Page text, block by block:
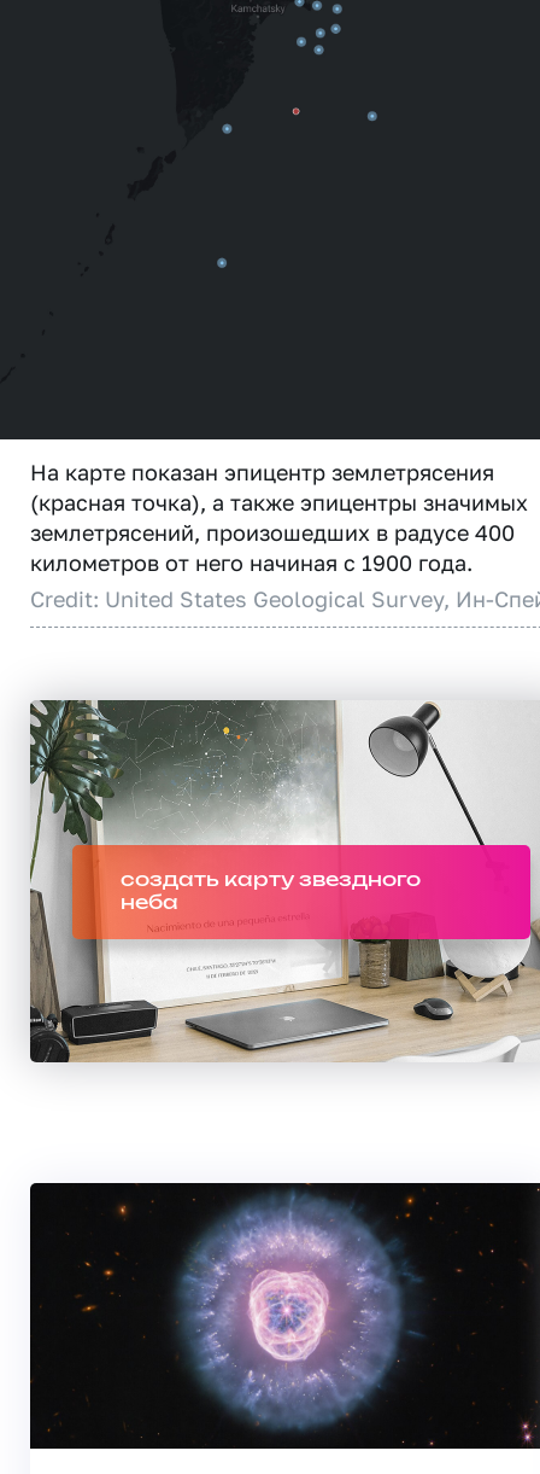
На карте показан эпицентр землетрясения
(красная точка), а также эпицентры значимых
землетрясений, произошедших в радусе 400
километров от него начиная с 1900 года.
Credit: United States Geological Survey, Ин-
создать карту звездного
неба